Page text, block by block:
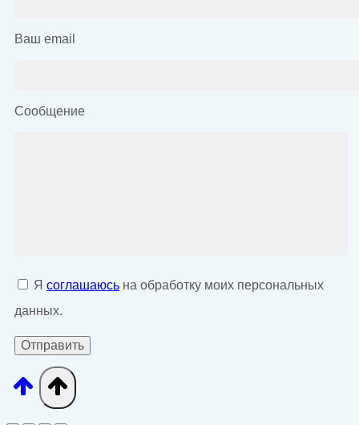
Ваш email
Сообщение
Я соглашаюсь на обработку моих персональных
данных.